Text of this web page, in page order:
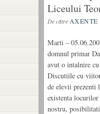
Liceului
De cătreAXENTE
Marti –
domnul primar
avut o intalnire
Discutiile cu
de elevii prezenti
existenta
nostru,